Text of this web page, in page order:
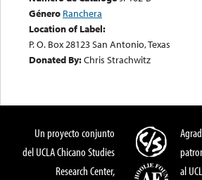
Género Ranchera
Location of Label:
P. O. Box 28123 San Antonio, Texas
Donated By:Chris Strachwitz
Un proyecto conjunto
del UCLA Chicano Studies
Research Center,
al